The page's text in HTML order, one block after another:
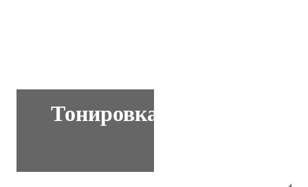
Тонировка